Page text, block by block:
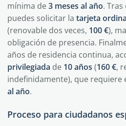
mínima de3 meses al año.
puedes solicitar la tarjeta
(renovable dos veces, 100 €),
obligación de presencia.
años de residencia continua,
privilegiada de 10 años (160 €,
indefinidamente), que requiere
al año.
Proceso para ciudadanos